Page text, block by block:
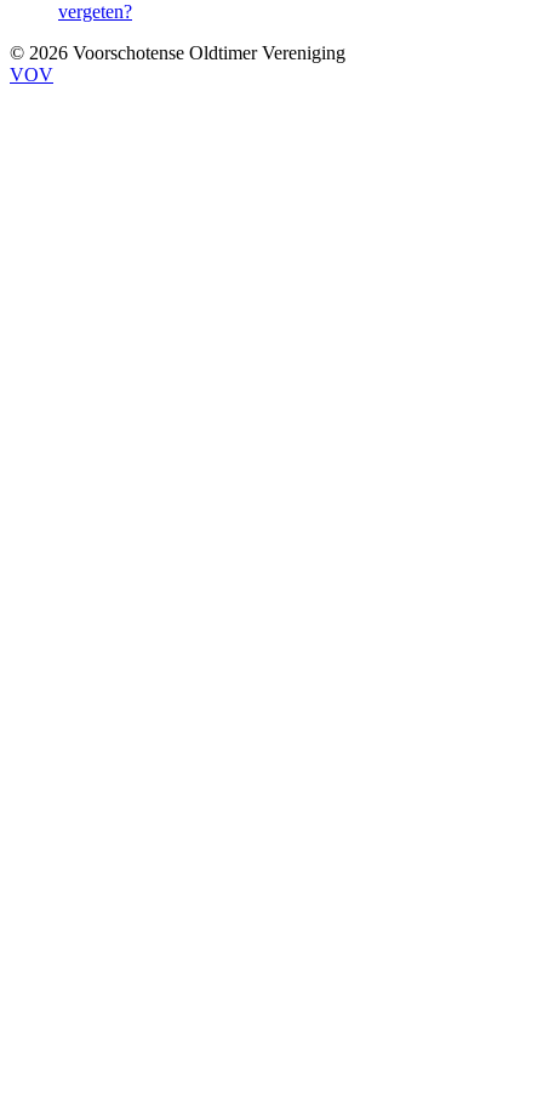
vergeten?
© 2026 Voorschotense Oldtimer Vereniging
VOV